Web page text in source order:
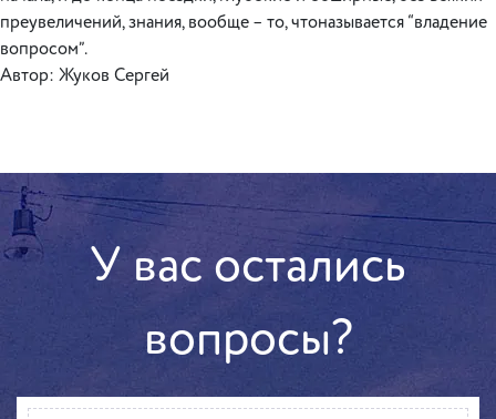
преувеличений, знания, вообще – то, чтоназывается “владение
вопросом”.
Автор: Жуков Сергей
У вас остались
вопросы?